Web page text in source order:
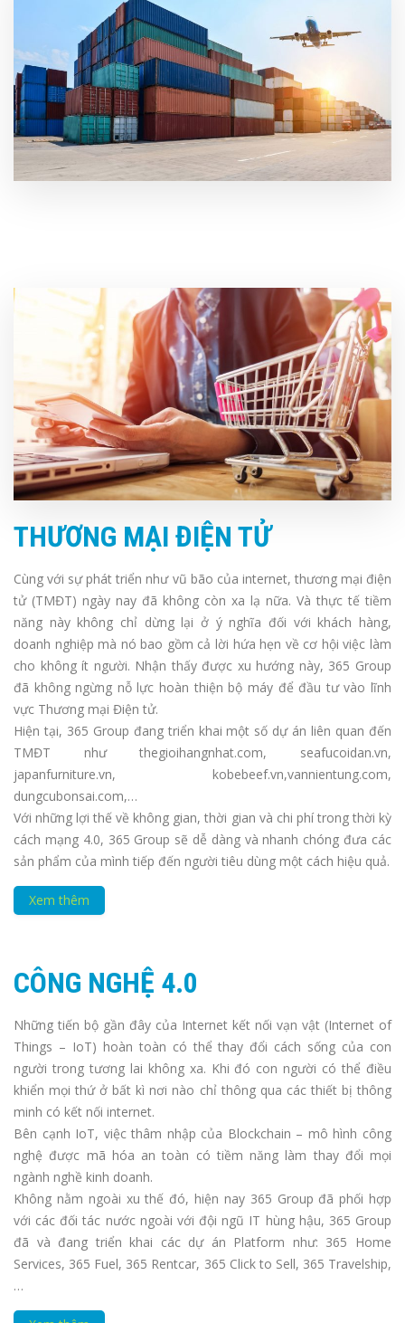
THƯƠNG MẠI ĐIỆN TỬ
Cùng với sự phát triển như vũ bão của internet, thương mại điện
tử (TMĐT) ngày nay đã không còn xa lạ nữa. Và thực tế tiềm
năng này không chỉ dừng lại ở ý nghĩa đối với khách hàng,
doanh nghiệp mà nó bao gồm cả lời hứa hẹn về cơ hội việc làm
cho không ít người. Nhận thấy được xu hướng này, 365 Group
đã không ngừng nỗ lực hoàn thiện bộ máy để đầu tư vào lĩnh
vực Thương mại Điện tử.
Hiện tại, 365 Group đang triển khai một số dự án liên quan đến
TMĐT như thegioihangnhat.com, seafucoidan.vn,
japanfurniture.vn, kobebeef.vn,vannientung.com,
dungcubonsai.com,…
Với những lợi thế về không gian, thời gian và chi phí trong thời kỳ
cách mạng 4.0, 365 Group sẽ dễ dàng và nhanh chóng đưa các
sản phẩm của mình tiếp đến người tiêu dùng một cách hiệu quả.
Xem thêm
CÔNG NGHỆ 4.0
Những tiến bộ gần đây của Internet kết nối vạn vật (Internet of
Things – IoT) hoàn toàn có thể thay đổi cách sống của con
người trong tương lai không xa. Khi đó con người có thể điều
khiển mọi thứ ở bất kì nơi nào chỉ thông qua các thiết bị thông
minh có kết nối internet.
Bên cạnh IoT, việc thâm nhập của Blockchain – mô hình công
nghệ được mã hóa an toàn có tiềm năng làm thay đổi mọi
ngành nghề kinh doanh.
Không nằm ngoài xu thế đó, hiện nay 365 Group đã phối hợp
với các đối tác nước ngoài với đội ngũ IT hùng hậu, 365 Group
đã và đang triển khai các dự án Platform như: 365 Home
Services, 365 Fuel, 365 Rentcar, 365 Click to Sell, 365 Travelship,
…